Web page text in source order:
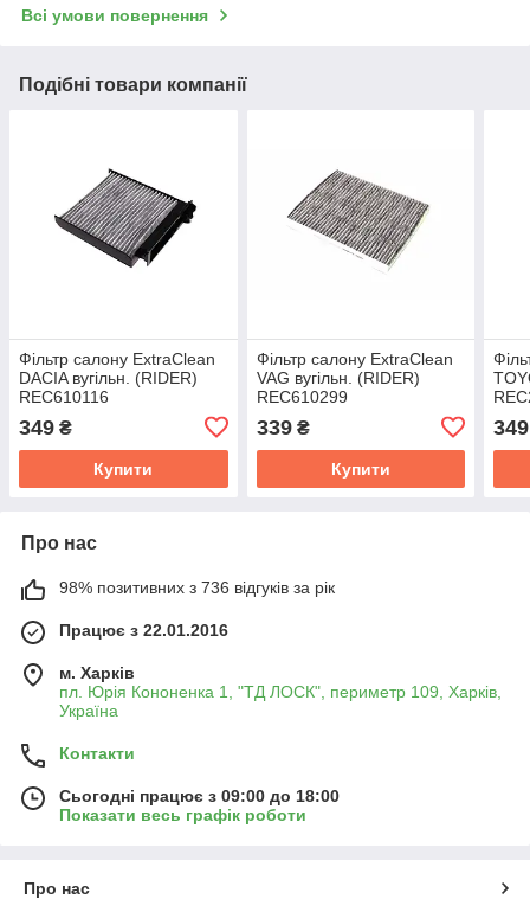
Всі умови повернення
Подібні товари компанії
Фільтр салону ExtraClean
DACIA вугільн. (RIDER)
REC610116
349 ₴
Купити
Фільтр салону ExtraClean
VAG вугільн. (RIDER)
REC610299
339₴
Купити
349
Про нас
98% позитивних з 736 відгуків за рік
Працює з 22.01.2016
м. Харків
пл. Юрія Кононенка 1, "ТД ЛОСК", периметр 109, Харків,
Україна
Контакти
Сьогодні працює з 09:00 до 18:00
Показати весь графік роботи
Про нас